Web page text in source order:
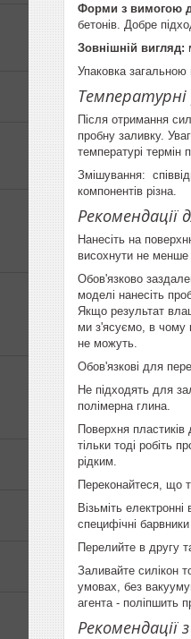
Форми з вимогою до
бетонів. Добре
Зовнішній вигляд:
Упаковка
Температурні
Після отримання
пробну заливку.
температурі термін
Змішування:
компонентів різна.
Нанесіть на
висохнути не менше
Обов'язково
моделі нанесіть
Якщо результат
ми з'ясуємо, в чому
не можуть.
Обов'язкові для
Не підходять для
полімерна глина.
Поверхня
тільки тоді робіть
рідким.
Переконайтеся, що
Візьміть
специфічні
Перелийте в другу
Заливайте силікон
умовах, без
агента - поліпшить
Рекомендації